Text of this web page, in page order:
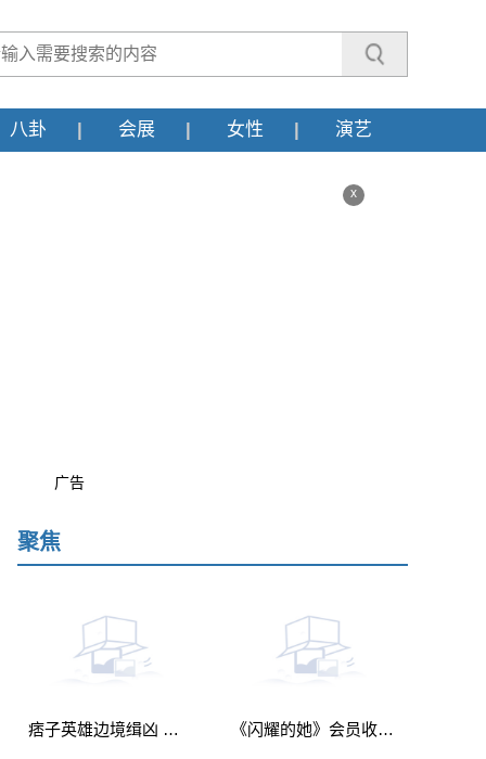
八卦 会展 女性 演艺
x
广告
聚焦
痞子英雄边境缉凶 《战斧行动2喋血》定档0704 《闪耀的她》会员收官 共情都市女性生存现状引爆口碑热度-环球视点